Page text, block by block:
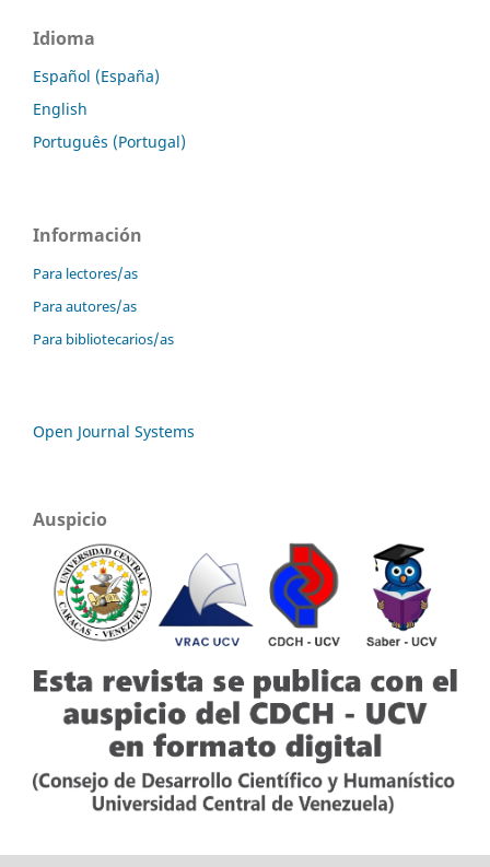
Idioma
Español (España)
English
Português (Portugal)
Información
Para lectores/as
Para autores/as
Para bibliotecarios/as
Open Journal Systems
Auspicio